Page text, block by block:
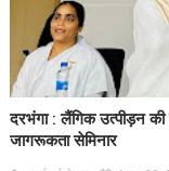
दरभंगा : लैंगिक उत्पीड़न
जागरूकता सेमिनार